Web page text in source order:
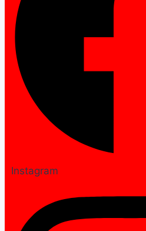
Instagram